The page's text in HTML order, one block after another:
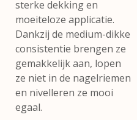
sterke dekking en
moeiteloze applicatie.
Dankzij de medium-dikke
consistentie brengen ze
gemakkelijk aan, lopen
ze niet in de nagelriemen
en nivelleren ze mooi
egaal.